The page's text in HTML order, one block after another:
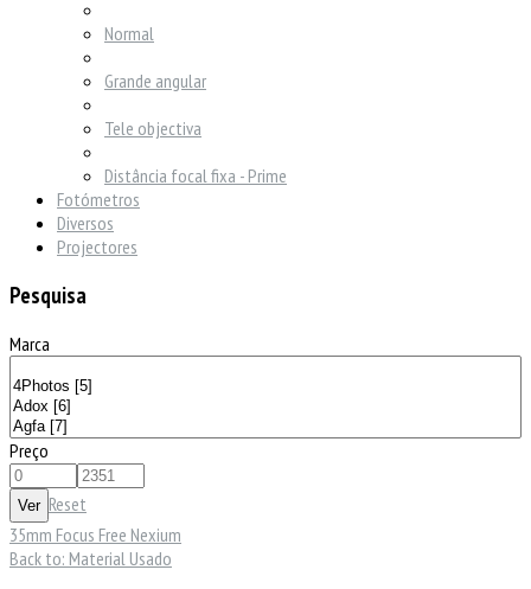
Normal
Grande angular
Tele objectiva
Distância focal fixa - Prime
Fotómetros
Diversos
Projectores
Pesquisa
Marca
Preço
Reset
35mm Focus Free Nexium
Back to: Material Usado